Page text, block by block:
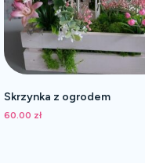
Skrzynka z ogrodem
60.00 zł